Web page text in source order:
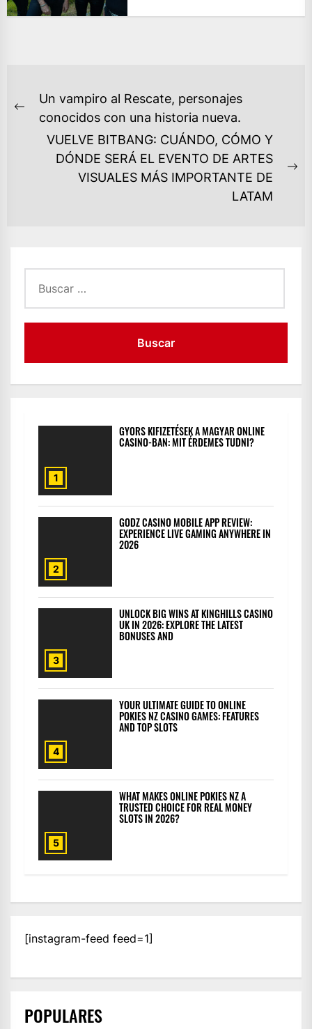
NAVEGACIÓN
DE
ENTRADAS
Previous
Un vampiro al Rescate, personajes
conocidos con una historia nueva.
VUELVE BITBANG: CUÁNDO, CÓMO Y
DÓNDE SERÁ EL EVENTO DE ARTES
VISUALES MÁS IMPORTANTE DE
LATAM
1
GYORS KIFIZETÉSEK A MAGYAR ONLINE
CASINO-BAN: MIT ÉRDEMES TUDNI?
2
GODZ CASINO MOBILE APP REVIEW:
EXPERIENCE LIVE GAMING ANYWHERE IN
2026
3
UNLOCK BIG WINS AT KINGHILLS CASINO
UK IN 2026: EXPLORE THE LATEST
BONUSES AND
4
YOUR ULTIMATE GUIDE TO ONLINE
POKIES NZ CASINO GAMES: FEATURES
AND TOP SLOTS
5
WHAT MAKES ONLINE POKIES NZ A
TRUSTED CHOICE FOR REAL MONEY
SLOTS IN 2026?
[instagram-feed feed=1]
POPULARES